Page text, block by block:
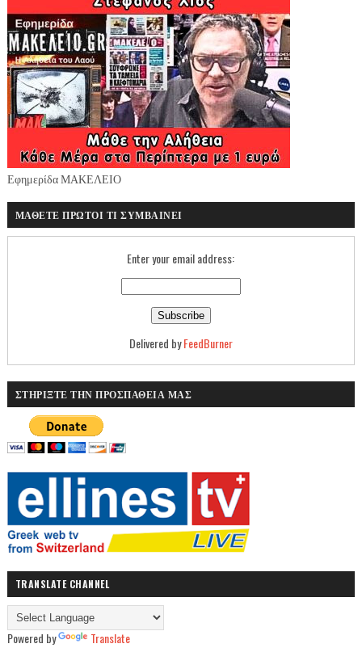
Εφημερίδα ΜΑΚΕΛΕΙΟ
ΜΑΘΕΤΕ ΠΡΩΤΟΙ ΤΙ ΣΥΜΒΑΙΝΕΙ
Enter your email address:
Delivered byFeedBurner
ΣΤΗΡΙΞΤΕ ΤΗΝ ΠΡΟΣΠΑΘΕΙΑ ΜΑΣ
TRANSLATE CHANNEL
Powered by Translate